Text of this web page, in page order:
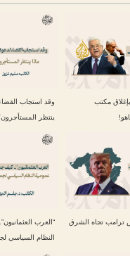
مكتب
وقد استجاب
ينتظر
ترامب تجاه الشرق
“العرب
النظام السياسي